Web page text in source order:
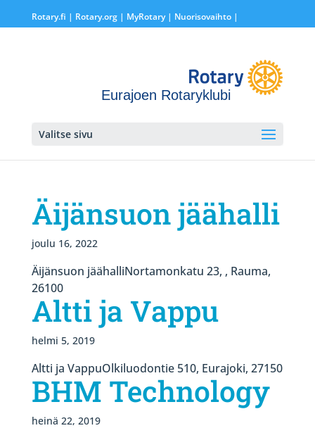
Rotary.fi | Rotary.org| MyRotary | Nuorisovaihto|
Eurajoen Rotaryklubi
Valitse sivu
Äijänsuon jäähalli
joulu 16, 2022
Äijänsuon jäähalliNortamonkatu 23, , Rauma,
26100
Altti ja Vappu
helmi 5, 2019
Altti ja VappuOlkiluodontie 510, Eurajoki, 27150
BHM Technology
heinä 22, 2019